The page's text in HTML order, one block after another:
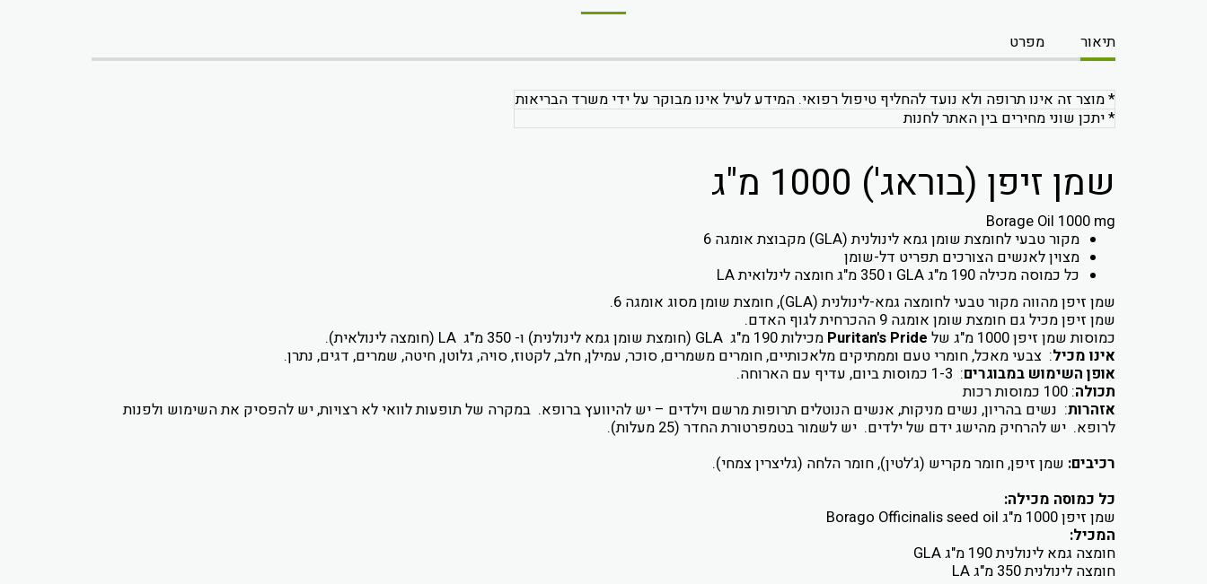
תיאור מפרט
* מוצר זה אינו תרופה ולא נועד להחליף טיפול רפואי. המידע לעיל אינו מבוקר על ידי משרד הבריאות
* יתכן שוני מחירים בין האתר לחנות
שמן זיפן (בוראג') 1000 מ"ג
Borage Oil 1000 mg
מקור טבעי לחומצת שומן גמא לינולנית (GLA) מקבוצת אומגה 6
מצוין לאנשים הצורכים תפריט דל-שומן
כל כמוסה מכילה 190 מ"ג GLA ו 350 מ"ג חומצה לינלואית LA
שמן זיפן מהווה מקור טבעי לחומצה גמא-לינולנית (GLA), חומצת שומן מסוג אומגה 6.
שמן זיפן מכיל גם חומצת שומן אומגה 9 ההכרחית לגוף האדם.
כמוסות שמן זיפן 1000 מ"ג של
Puritan's Pride מכילות 190 מ"ג GLA (חומצת שומן גמא לינולנית) ו- 350 מ"ג LA (חומצה לינולאית).
אינו מכיל: צבעי מאכל, חומרי טעם וממתיקים מלאכותיים, חומרים משמרים, סוכר, עמילן, חלב, לקטוז, סויה, גלוטן, חיטה, שמרים, דגים, נתרן.
אופן השימוש במבוגרים: 1-3 כמוסות ביום, עדיף עם הארוחה.
תכולה: 100 כמוסות רכות
אזהרות: נשים בהריון, נשים מניקות, אנשים הנוטלים תרופות מרשם וילדים – יש להיוועץ ברופא. במקרה של תופעות לוואי לא רצויות, יש להפסיק את השימוש ולפנות
לרופא. יש להרחיק מהישג ידם של ילדים. יש לשמור בטמפרטורת החדר (25 מעלות).
רכיבים: שמן זיפן, חומר מקריש (ג’לטין), חומר הלחה (גליצרין צמחי).
כל כמוסה מכילה:
שמן זיפן 1000 מ"ג Borago Officinalis seed oil
המכיל:
חומצה גמא לינולנית 190 מ"ג GLA
חומצה לינולנית 350 מ"ג LA